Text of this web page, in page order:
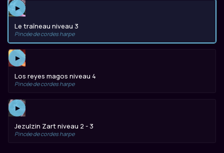
▶
Le traîneau niveau 3
Pincée de cordes harpe
▶
Los reyes magos niveau 4
Pincée de cordes harpe
▶
Jezulzin Zart niveau 2 - 3
Pincée de cordes harpe